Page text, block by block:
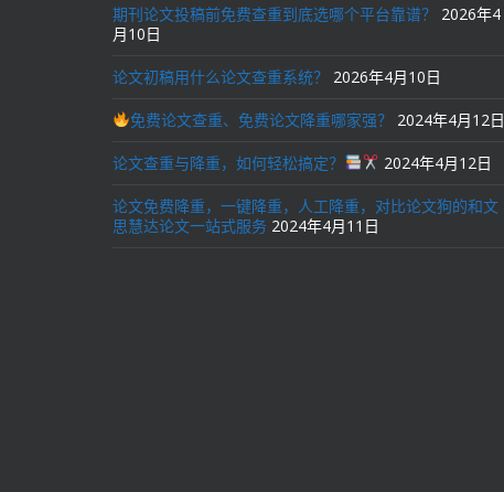
期刊论文投稿前免费查重到底选哪个平台靠谱？
2026年4
月10日
论文初稿用什么论文查重系统？ 2026年4月10日
免费论文查重、免费论文降重哪家强？ 2024年4月12日
论文查重与降重，如何轻松搞定？ 2024年4月12日
论文免费降重，一键降重，人工降重，对比论文狗的和文
思慧达论文一站式服务 2024年4月11日